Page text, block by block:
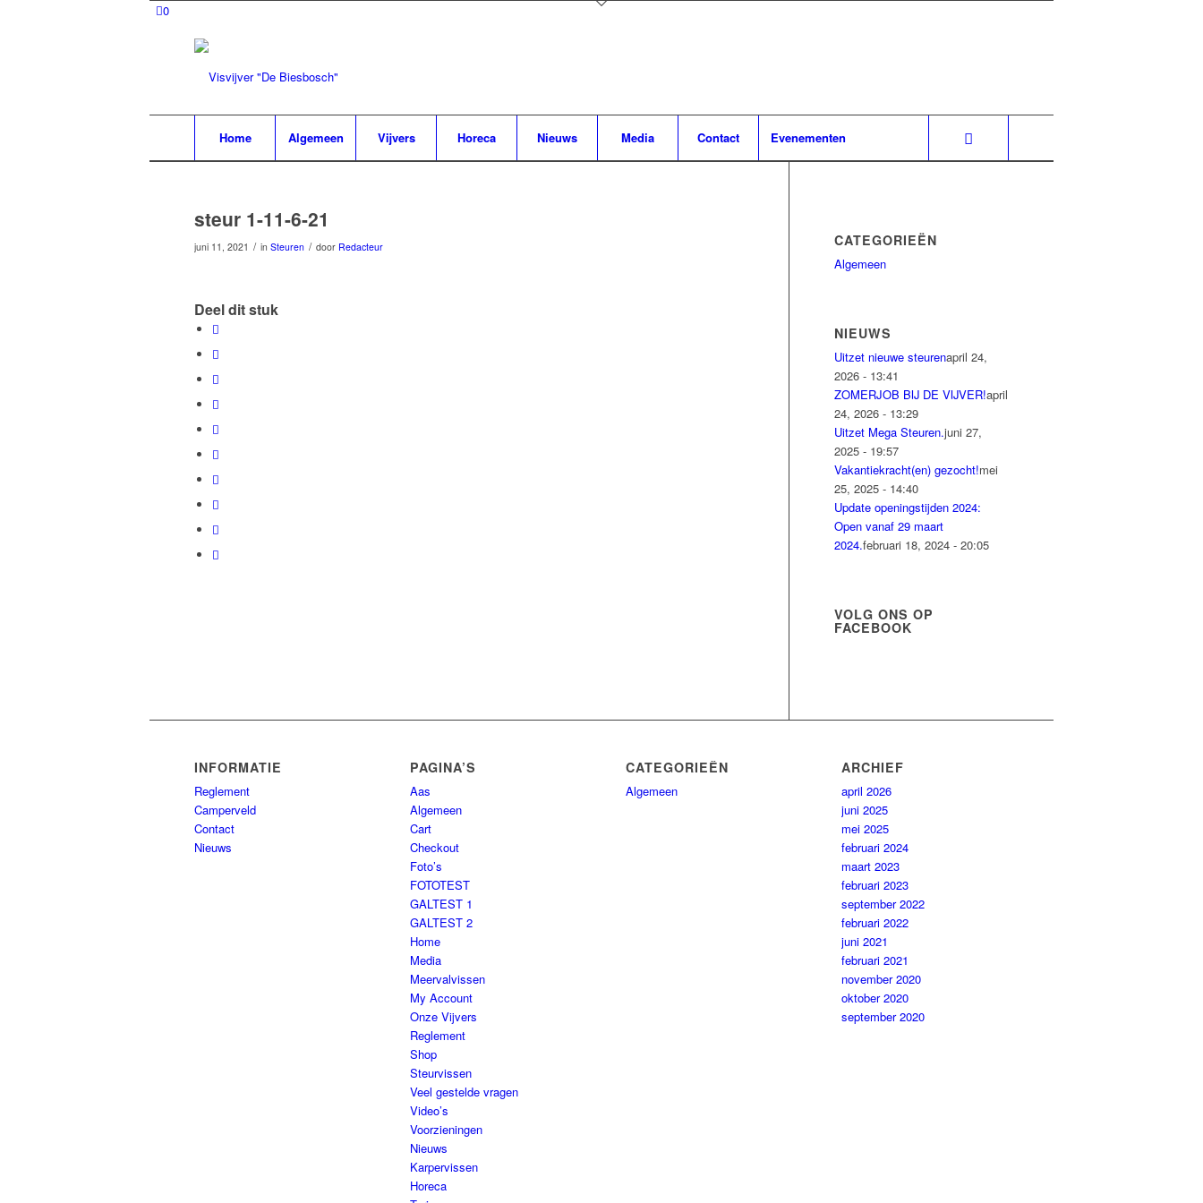
0
Home Algemeen Vijvers Horeca Nieuws Media Contact Evenementen
steur 1-11-6-21
juni 11, 2021 / in Steuren / door Redacteur
Deel dit stuk
CATEGORIEËN
Algemeen
NIEUWS
Uitzet nieuwe steurenapril 24,
2026 - 13:41
ZOMERJOB BIJ DE VIJVER!april
24, 2026 - 13:29
Uitzet Mega Steuren.juni 27,
2025 - 19:57
Vakantiekracht(en) gezocht!mei
25, 2025 - 14:40
Update openingstijden 2024:
Open vanaf 29 maart
2024.februari 18, 2024 - 20:05
VOLG ONS OP
FACEBOOK
INFORMATIE
Reglement
Camperveld
Contact
Nieuws
PAGINA’S
Aas
Algemeen
Cart
Checkout
Foto’s
FOTOTEST
GALTEST 1
GALTEST 2
Home
Media
Meervalvissen
My Account
Onze Vijvers
Reglement
Shop
Steurvissen
Veel gestelde vragen
Video’s
Voorzieningen
Nieuws
Karpervissen
Horeca
CATEGORIEËN
Algemeen
ARCHIEF
april 2026
juni 2025
mei 2025
februari 2024
maart 2023
februari 2023
september 2022
februari 2022
juni 2021
februari 2021
november 2020
oktober 2020
september 2020